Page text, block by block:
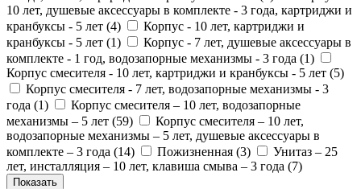
10 лет, душевые аксессуары в комплекте - 3 года, картриджи и
кранбуксы - 5 лет (4)
Корпус - 10 лет, картриджи и
кранбуксы - 5 лет (1)
Корпус - 7 лет, душевые аксессуары в
комплекте - 1 год, водозапорные механизмы - 3 года (1)
Корпус смесителя - 10 лет, картриджи и кранбуксы - 5 лет (5)
Корпус смесителя - 7 лет, водозапорные механизмы - 3
года (1)
Корпус смесителя – 10 лет, водозапорные
механизмы – 5 лет (59)
Корпус смесителя – 10 лет,
водозапорные механизмы – 5 лет, душевые аксессуары в
комплекте – 3 года (14) Пожизненная (3)
Унитаз – 25
лет, инсталляция – 10 лет, клавиша смыва – 3 года (7)